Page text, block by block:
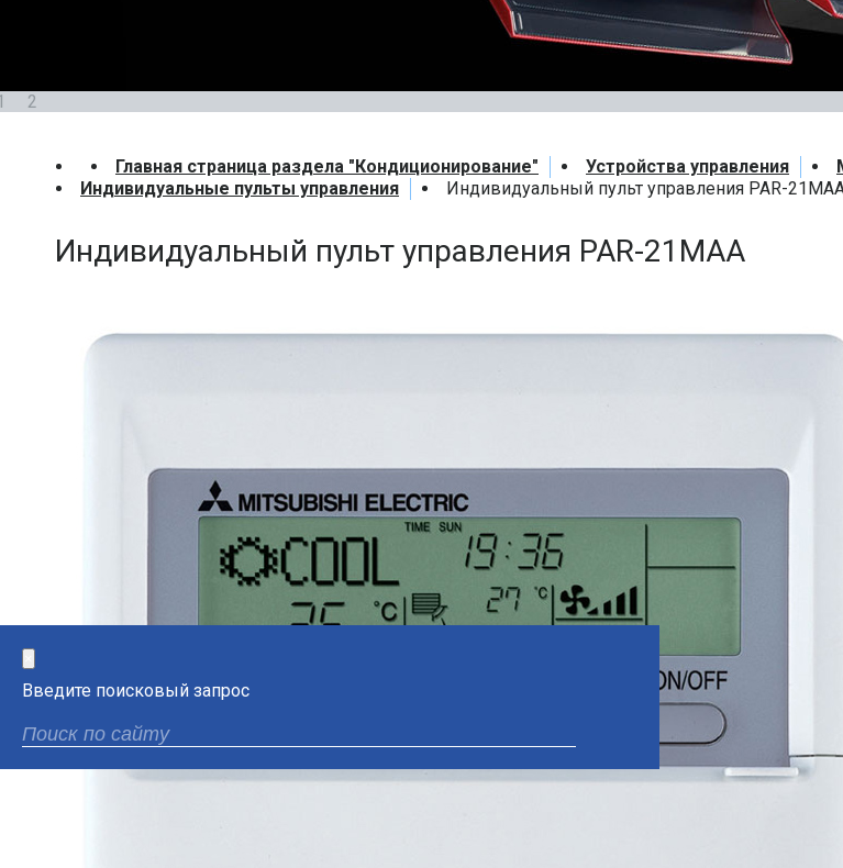
Введите поисковый запрос
2
Главная страница раздела "Кондиционирование" Устройства управления
Индивидуальные пульты управления
Индивидуальный пульт управления PAR-
Индивидуальный пульт управления PAR-21MAA